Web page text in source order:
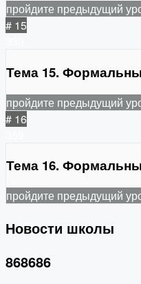
пройдите предыдущий
# 15
Тема 15.
пройдите предыдущий
# 16
Тема 16.
пройдите предыдущий
Новости школы
868686